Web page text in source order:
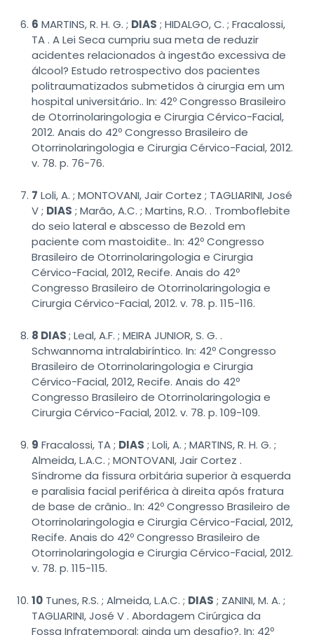
6 MARTINS, R. H. G. ; DIAS ; HIDALGO, C. ; Fracalossi,
TA . A Lei Seca cumpriu sua meta de reduzir
acidentes relacionados à ingestão excessiva de
álcool? Estudo retrospectivo dos pacientes
politraumatizados submetidos à cirurgia em um
hospital universitário.. In: 42º Congresso Brasileiro
de Otorrinolaringologia e Cirurgia Cérvico-Facial,
2012. Anais do 42º Congresso Brasileiro de
Otorrinolaringologia e Cirurgia Cérvico-Facial, 2012.
v. 78. p. 76-76.
7 Loli, A. ; MONTOVANI, Jair Cortez ; TAGLIARINI, José
V ; DIAS ; Marão, A.C. ; Martins, R.O. . Tromboflebite
do seio lateral e abscesso de Bezold em
paciente com mastoidite.. In: 42º Congresso
Brasileiro de Otorrinolaringologia e Cirurgia
Cérvico-Facial, 2012, Recife. Anais do 42º
Congresso Brasileiro de Otorrinolaringologia e
Cirurgia Cérvico-Facial, 2012. v. 78. p. 115-116.
8 DIAS; Leal, A.F. ; MEIRA JUNIOR, S. G. .
Schwannoma intralabiríntico. In: 42º Congresso
Brasileiro de Otorrinolaringologia e Cirurgia
Cérvico-Facial, 2012, Recife. Anais do 42º
Congresso Brasileiro de Otorrinolaringologia e
Cirurgia Cérvico-Facial, 2012. v. 78. p. 109-109.
9 Fracalossi, TA ; DIAS ; Loli, A. ; MARTINS, R. H. G. ;
Almeida, L.A.C. ; MONTOVANI, Jair Cortez .
Síndrome da fissura orbitária superior à esquerda
e paralisia facial periférica à direita após fratura
de base de crânio.. In: 42º Congresso Brasileiro de
Otorrinolaringologia e Cirurgia Cérvico-Facial, 2012,
Recife. Anais do 42º Congresso Brasileiro de
Otorrinolaringologia e Cirurgia Cérvico-Facial, 2012.
v. 78. p. 115-115.
10 Tunes, R.S. ; Almeida, L.A.C. ; DIAS ; ZANINI, M. A. ;
TAGLIARINI, José V . Abordagem Cirúrgica da
Fossa Infratemporal: ainda um desafio?. In: 42º